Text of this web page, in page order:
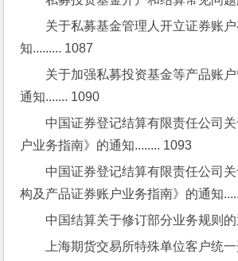
关于私募基金管理人开立证券账
知......... 1087
关于加强私募投资基金等产品账
通知....... 1090
中国证券登记结算有限责任公司
户业务指南》的通知........ 1093
中国证券登记结算有限责任公司
构及产品证券账户业务指南》的通知
中国结算关于修订部分业务规则
上海期货交易所特殊单位客户统